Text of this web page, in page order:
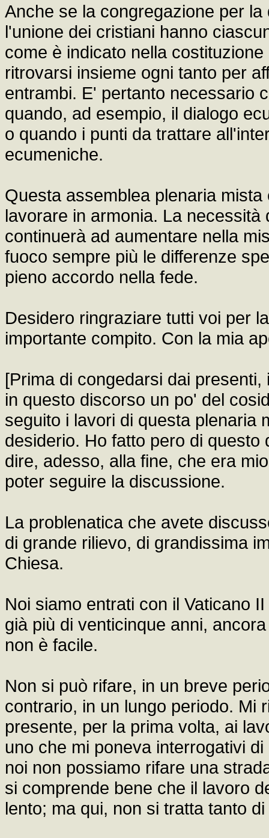
Anche se la congregazione per
l'unione dei cristiani hanno
come è indicato nella
ritrovarsi insieme ogni tanto per
entrambi. E' pertanto necessario
quando, ad esempio, il dialogo
o quando i punti da trattare
ecumeniche.
Questa assemblea plenaria
lavorare in armonia. La
continuerà ad aumentare nella
fuoco sempre più le differenze
pieno accordo nella fede.
Desidero ringraziare tutti voi per
importante compito. Con la mia
[Prima di congedarsi dai
in questo discorso un po' del
seguito i lavori di questa plenaria
desiderio. Ho fatto pero di
dire, adesso, alla fine, che era
poter seguire la discussione.
La problenatica che avete
di grande rilievo, di grandissima
Chiesa.
Noi siamo entrati con il Vaticano
già più di venticinque anni,
non è facile.
Non si può rifare, in un breve
contrario, in un lungo periodo. Mi
presente, per la prima volta, ai
uno che mi poneva interrogativi
noi non possiamo rifare una
si comprende bene che il lavoro
lento; ma qui, non si tratta tanto